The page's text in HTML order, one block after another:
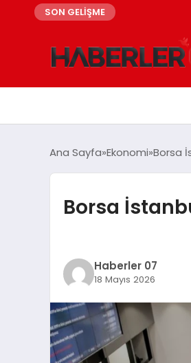
SON GELİŞME
Ana Sayfa Ekonomi Borsa
Borsa
Haberler 07
18 Mayıs 2026